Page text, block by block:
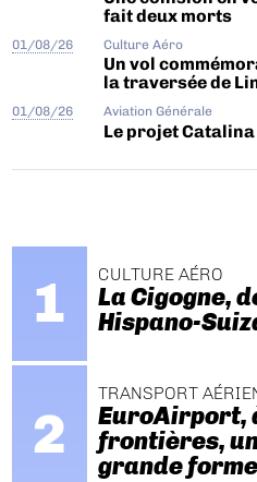
fait deux morts
01/08/26 Culture Aéro
Un vol
la traversée de
01/08/26 Aviation Générale
Le projet
CULTURE AÉRO
La Cigogne,
Hispano-
TRANSPORT
EuroAirport,
frontières,
grande forme